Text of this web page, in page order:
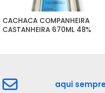
CACHACA COMPANHEIRA
CASTANHEIRA 670ML 48%
aqui